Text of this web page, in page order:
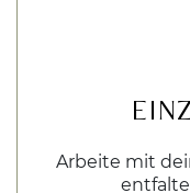
Arbeite mit